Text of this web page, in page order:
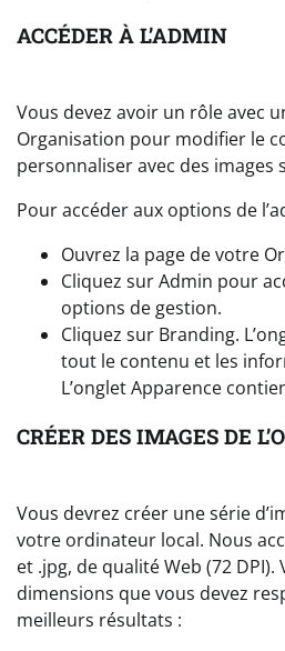
ACCÉDER À L’ADMIN
Vous devez avoir un rôle avec
Organisation pour modifier le
personnaliser avec des images
Pour accéder aux options de
Ouvrez la page de votre
Cliquez sur Admin pour
options de gestion.
Cliquez sur Branding.
tout le contenu et les
L’onglet Apparence
CRÉER DES IMAGES DE
Vous devrez créer une série
votre ordinateur local. Nous
et .jpg, de qualité Web (72 DPI).
dimensions que vous devez
meilleurs résultats :